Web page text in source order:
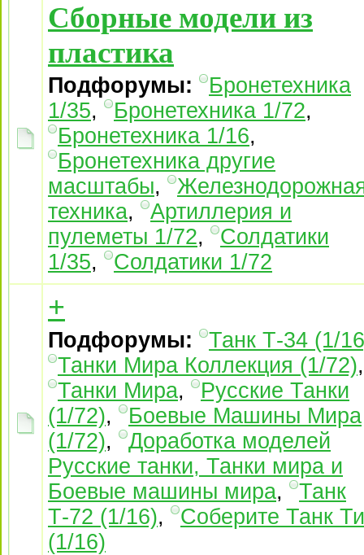
Сборные модели из
пластика
Подфорумы:
Бронетехника
1/35, Бронетехника 1/72,
Бронетехника 1/16,
Бронетехника другие
масштабы,
техника,
Артиллерия и
пулеметы 1/72,
Солдатики
1/35, Солдатики 1/72
+
Подфорумы:
Танк Т-34 (1/
Танки Мира Коллекция (1/72),
Танки Мира,
Русские Танки
(1/72),
Боевые Машины Мира
(1/72),
Доработка моделей
Русские танки, Танки мира и
Боевые машины мира,
Танк
Т-72 (1/16),
Соберите Танк
(1/16)